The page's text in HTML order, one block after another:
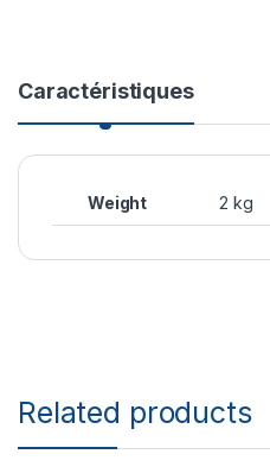
Caractéristiques
Weight 2 kg
Related products